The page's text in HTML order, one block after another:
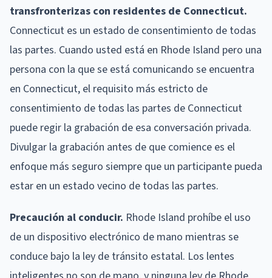
transfronterizas con residentes de Connecticut.
Connecticut es un estado de consentimiento de todas
las partes. Cuando usted está en Rhode Island pero una
persona con la que se está comunicando se encuentra
en Connecticut, el requisito más estricto de
consentimiento de todas las partes de Connecticut
puede regir la grabación de esa conversación privada.
Divulgar la grabación antes de que comience es el
enfoque más seguro siempre que un participante pueda
estar en un estado vecino de todas las partes.
Precaución al conducir. Rhode Island prohíbe el uso
de un dispositivo electrónico de mano mientras se
conduce bajo la ley de tránsito estatal. Los lentes